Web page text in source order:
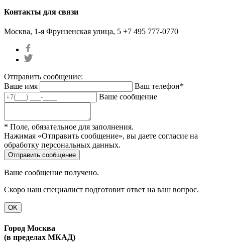
Контакты для связи
Москва, 1-я Фрунзенская улица, 5 +7 495 777-0770
Отправить сообщение:
Ваше имя
Ваш телефон*
Ваше сообщение
* Поле, обязательное для заполнения.
Нажимая «Отправить сообщение», вы даете согласие на
обработку персональных данных.
Ваше сообщение получено.
Скоро наш специалист подготовит ответ на ваш вопрос.
OK
Город Москва
(в пределах МКАД)